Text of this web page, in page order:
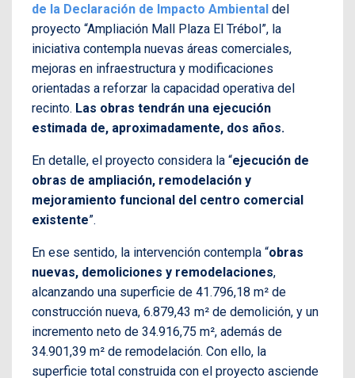
de la Declaración de Impacto Ambiental del
proyecto “Ampliación Mall Plaza El Trébol”, la
iniciativa contempla nuevas áreas comerciales,
mejoras en infraestructura y modificaciones
orientadas a reforzar la capacidad operativa del
recinto. Las obras tendrán una ejecución
estimada de, aproximadamente, dos años.
En detalle, el proyecto considera la “ejecución de
obras de ampliación, remodelación y
mejoramiento funcional del centro comercial
existente”.
En ese sentido, la intervención contempla “obras
nuevas, demoliciones y remodelaciones,
alcanzando una superficie de 41.796,18 m² de
construcción nueva, 6.879,43 m² de demolición, y un
incremento neto de 34.916,75 m², además de
34.901,39 m² de remodelación. Con ello, la
superficie total construida con el proyecto asciende